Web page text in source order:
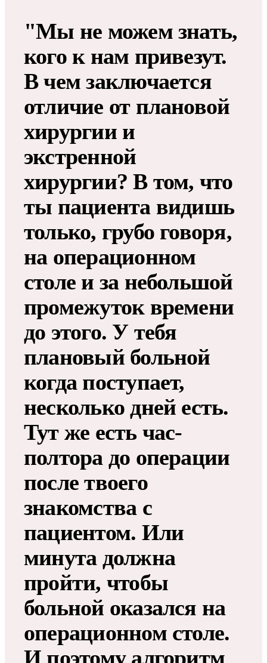
"Мы не можем знать,
кого к нам привезут.
В чем заключается
отличие от плановой
хирургии и
экстренной
хирургии? В том, что
ты пациента видишь
только, грубо говоря,
на операционном
столе и за небольшой
промежуток времени
до этого. У тебя
плановый больной
когда поступает,
несколько дней есть.
Тут же есть час-
полтора до операции
после твоего
знакомства с
пациентом. Или
минута должна
пройти, чтобы
больной оказался на
операционном столе.
И поэтому алгоритм